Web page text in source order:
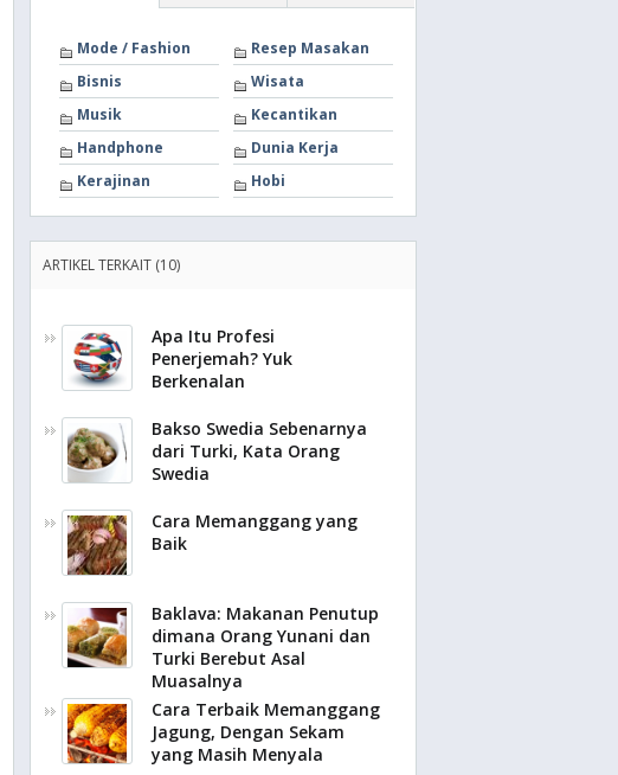
Mode / Fashion
Resep Masakan
Bisnis
Wisata
Musik
Kecantikan
Handphone
Dunia Kerja
Kerajinan
Hobi
ARTIKEL TERKAIT (10)
Apa Itu Profesi
Penerjemah? Yuk
Berkenalan
Bakso Swedia Sebenarnya
dari Turki, Kata Orang
Swedia
Cara Memanggang yang
Baik
Baklava: Makanan Penutup
dimana Orang Yunani dan
Turki Berebut Asal
Muasalnya
Cara Terbaik Memanggang
Jagung, Dengan Sekam
yang Masih Menyala